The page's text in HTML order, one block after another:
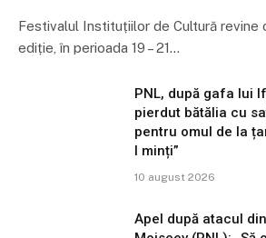
Festivalul Instituțiilor de Cultură revine
ediție, în perioada 19 – 21…
PNL, după gafa lui
pierdut bătălia cu
pentru omul de la
l minți”
10 august 2026
Apel după atacul